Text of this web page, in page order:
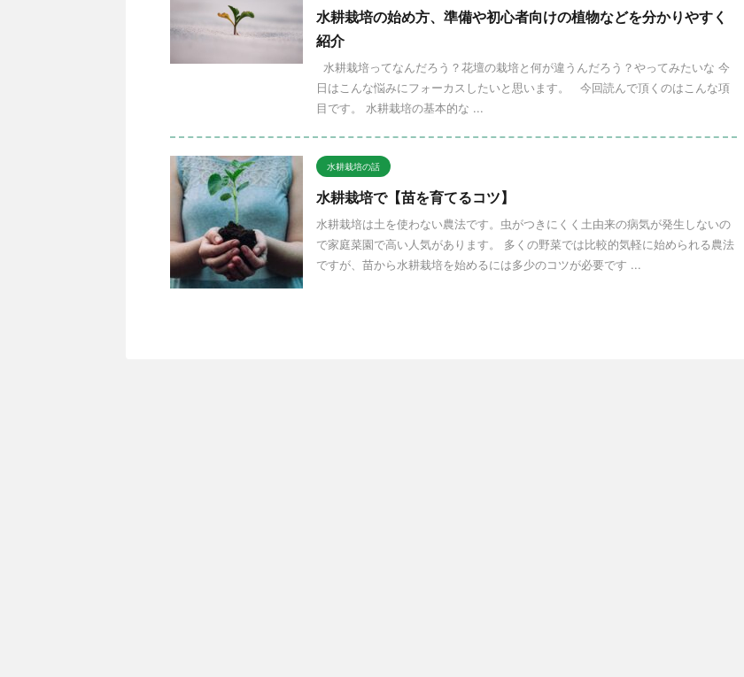
水耕栽培の始め方、準備や初心者向けの植物などを分かりやすく
紹介
水耕栽培ってなんだろう？花壇の栽培と何が違うんだろう？やってみたいな 今
日はこんな悩みにフォーカスしたいと思います。 今回読んで頂くのはこんな項
目です。 水耕栽培の基本的な ...
水耕栽培の話
水耕栽培で【苗を育てるコツ】
水耕栽培は土を使わない農法です。虫がつきにくく土由来の病気が発生しないの
で家庭菜園で高い人気があります。 多くの野菜では比較的気軽に始められる農法
ですが、苗から水耕栽培を始めるには多少のコツが必要です ...